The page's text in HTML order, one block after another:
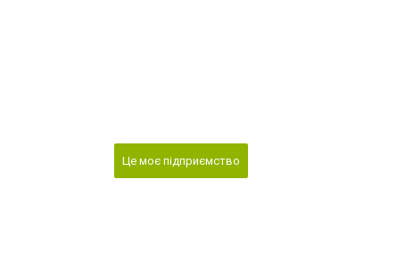
Це моє підприємство